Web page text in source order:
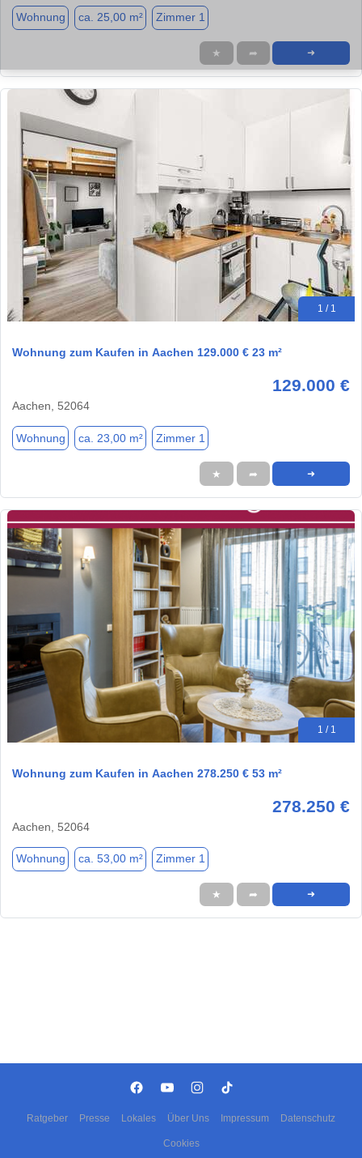
Wohnung ca. 25,00 m² Zimmer 1
★ ➦ ➜
1 / 1
Wohnung zum Kaufen in Aachen 129.000 € 23 m²
129.000 €
Aachen, 52064
Wohnung ca. 23,00 m² Zimmer 1
★ ➦ ➜
1 / 1
Wohnung zum Kaufen in Aachen 278.250 € 53 m²
278.250 €
Aachen, 52064
Wohnung ca. 53,00 m² Zimmer 1
★ ➦ ➜
Ratgeber Presse Lokales Über Uns Impressum Datenschutz
Cookies